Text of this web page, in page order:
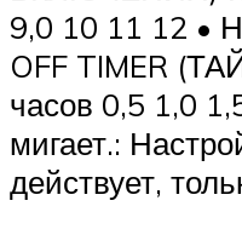
9,0 10 11 12 •
OFF TIMER
часов 0,5 1,0
мигает.:
действует,